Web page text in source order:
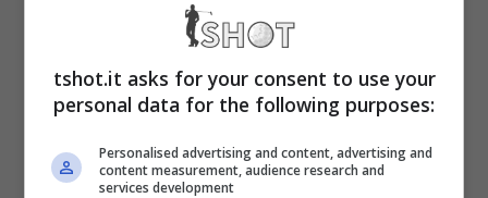
prima di poterlo rivedere da vicino. Questa
famiglia visto che il periodo non sembra
Schumacher.
tshot.it asks for your consent to use your
personal data for the following purposes:
Personalised advertising and content, advertising and
content measurement, audience research and
services development